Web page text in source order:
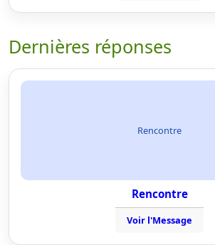
Dernières réponses
Rencontre
Rencontre
Voir l'Message